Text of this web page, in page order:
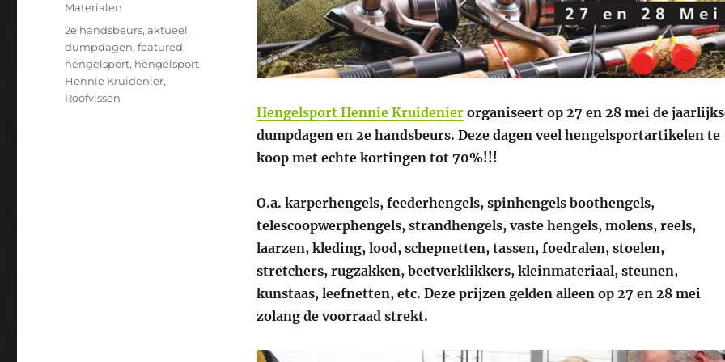
Hengelsport Hennie Kruidenierorganiseert op 27 en 28 mei de
dumpdagen en 2e handsbeurs. Deze dagen veel hengelsportartikelen te
koop met echte kortingen tot 70%!!!
O.a. karperhengels, feederhengels, spinhengels boothengels,
telescoopwerphengels, strandhengels, vaste hengels, molens, reels,
laarzen, kleding, lood, schepnetten, tassen, foedralen, stoelen,
stretchers, rugzakken, beetverklikkers, kleinmateriaal, steunen,
kunstaas, leefnetten, etc. Deze prijzen gelden alleen op 27 en 28 mei
zolang de voorraad strekt.
Materialen
Tags
2e handsbeurs,aktueel,
dumpdagen,featured,
hengelsport, hengelsport
Hennie Kruidenier,
Roofvissen